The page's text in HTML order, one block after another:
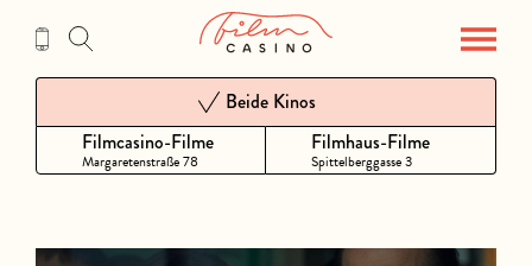
Inhalt
Filmcasino-Filme
Margaretenstraße 78
Beide Kinos
Filmhaus-Filme
Spittelberggasse 3